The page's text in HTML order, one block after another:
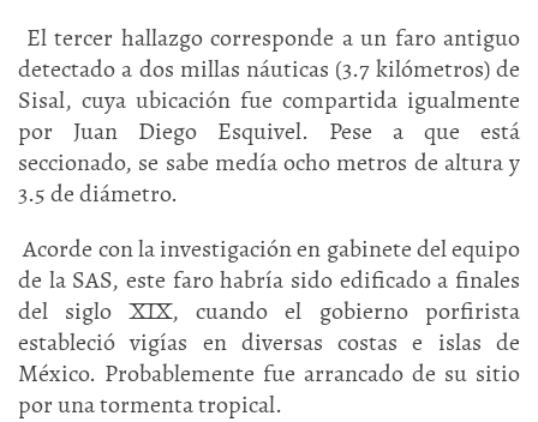
El tercer hallazgo corresponde a un faro antiguo
detectado a dos millas náuticas (3.7 kilómetros) de
Sisal, cuya ubicación fue compartida igualmente
por Juan Diego Esquivel. Pese a que está
seccionado, se sabe medía ocho metros de altura y
3.5 de diámetro.
Acorde con la investigación en gabinete del equipo
de la SAS, este faro habría sido edificado a finales
del siglo XIX, cuando el gobierno porfirista
estableció vigías en diversas costas e islas de
México. Probablemente fue arrancado de su sitio
por una tormenta tropical.